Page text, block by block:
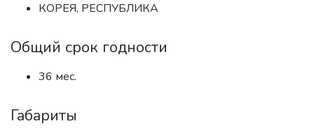
КОРЕЯ, РЕСПУБЛИКА
Общий срок годности
36 мес.
Габариты